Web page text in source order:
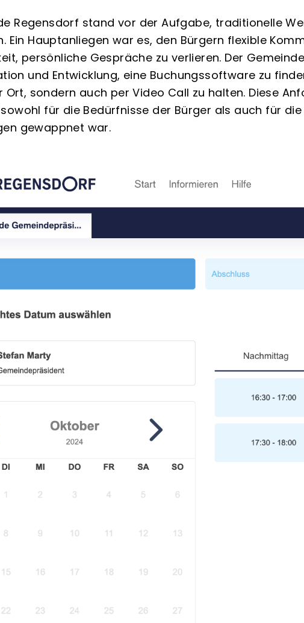
Regensdorf stand vor der Aufgabe, traditionelle
Ein Hauptanliegen war es, den Bürgern flexible
persönliche Gespräche zu verlieren. Der
und Entwicklung, eine Buchungssoftware zu
Ort, sondern auch per Video Call zu halten. Diese
für die Bedürfnisse der Bürger als auch für
gewappnet war.